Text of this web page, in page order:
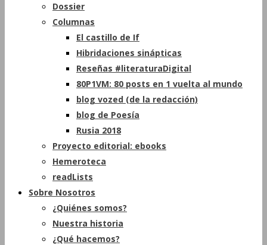
Dossier
Columnas
El castillo de If
Hibridaciones sinápticas
Reseñas #literaturaDigital
80P1VM: 80 posts en 1 vuelta al mundo
blog vozed (de la redacción)
blog de Poesía
Rusia 2018
Proyecto editorial: ebooks
Hemeroteca
readLists
Sobre Nosotros
¿Quiénes somos?
Nuestra historia
¿Qué hacemos?